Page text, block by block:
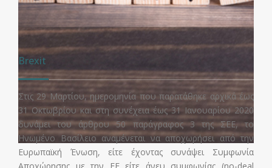
Κώδικας Δεοντολογίας της Τράπεζας της
Ελλάδος
Με την υπ' αριθμ. 195/1/29.7.2016 Απόφαση της Επιτροπής
Πιστωτικών και Ασφαλιστικών Θεμάτων της ΤτΕ τέθηκε σε
ισχύ ο αναθεωρημένος Κώδικας Δεοντολογίας.
ΠΕΡΙΣΣΟΤΕΡΑ